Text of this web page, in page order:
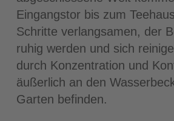
Eingangstor bis zum
Schritte verlangsamen, der
ruhig werden und sich
durch Konzentration und
äußerlich an den
Garten befinden.